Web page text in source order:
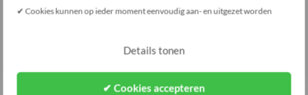
✔ Cookies kunnen op ieder moment eenvoudig aan- en uitgezet worden
Details tonen
✔ Cookies accepteren
-70%
GU10 LED Spot SMD 5W